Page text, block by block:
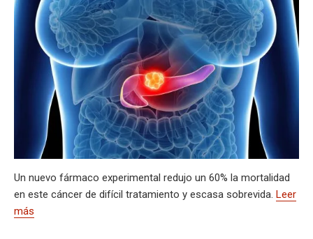
s
A
p
p
gr
a
m
b
o
o
k
ky
a
d
s
dI
n
bl
r
a
g
e
n
g
er
ail t
py
Li
n
k
m
p
ar
tir
Un nuevo fármaco experimental redujo un 60% la mortalidad
en este cáncer de difícil tratamiento y escasa sobrevida. Leer
más